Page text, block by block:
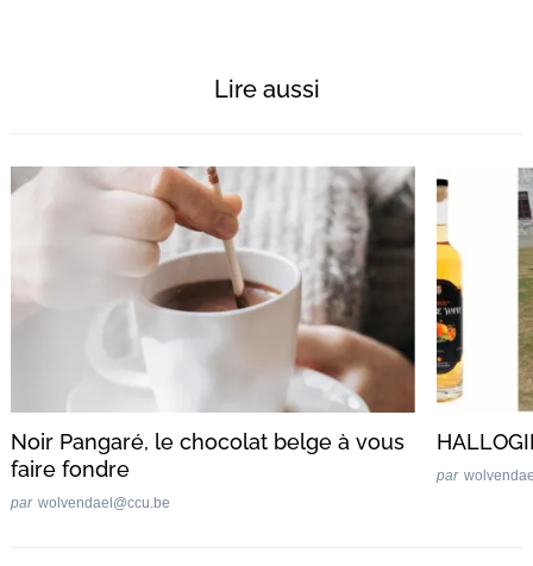
Lire aussi
Noir Pangaré, le chocolat belge à vous
faire fondre
par wolvendael@ccu.be
par